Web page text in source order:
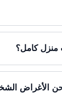
كامل؟
الأغراض